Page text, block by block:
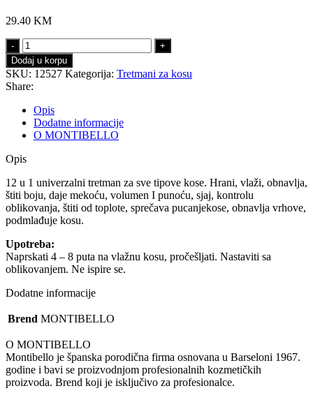
29.40 KM
Univerzalni
tretman
za
sve
tipove
kose
Montibello
Reset
My
Hair
u
1
Plus
-
ml
količina
Dodaj u korpu
SKU: 12527 Kategorija: Tretmani za kosu
Share:
Opis
Dodatne informacije
O MONTIBELLO
Opis
12 u 1 univerzalni tretman za sve tipove kose. Hrani, vlaži, obnavlja,
štiti boju, daje mekoću, volumen I punoću, sjaj, kontrolu
oblikovanja, štiti od toplote, sprečava pucanjekose, obnavlja vrhove,
podmlađuje kosu.
Upotreba:
Naprskati 4 – 8 puta na vlažnu kosu, pročešljati. Nastaviti sa
oblikovanjem. Ne ispire se.
Dodatne informacije
Brend MONTIBELLO
O MONTIBELLO
Montibello je španska porodična firma osnovana u Barseloni 1967.
godine i bavi se proizvodnjom profesionalnih kozmetičkih
proizvoda. Brend koji je isključivo za profesionalce.